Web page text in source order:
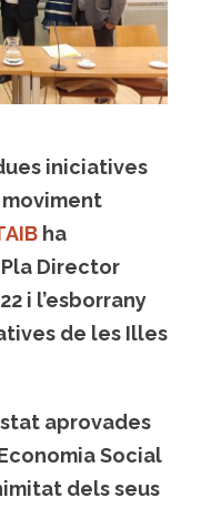
iniciatives
ha
Director
i l’esborrany
de les Illes
aprovades
Social
dels seus